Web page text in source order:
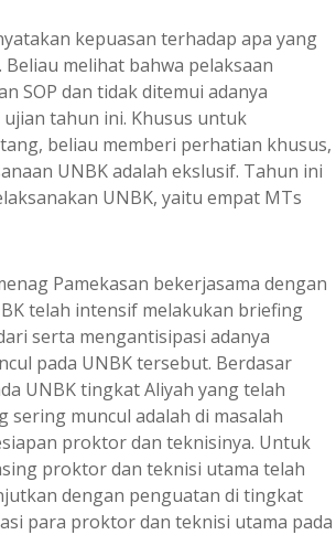
kepuasan terhadap apa yang
melihat bahwa pelaksaan
SOP dan tidak ditemui adanya
tahun ini. Khusus untuk
beliau memberi perhatian khusus,
UNBK adalah ekslusif. Tahun ini
UNBK, yaitu empat MTs
Pamekasan bekerjasama dengan
telah intensif melakukan briefing
serta mengantisipasi adanya
pada UNBK tersebut. Berdasar
UNBK tingkat Aliyah yang telah
sering muncul adalah di masalah
proktor dan teknisinya. Untuk
proktor dan teknisi utama telah
dengan penguatan di tingkat
para proktor dan teknisi utama pada